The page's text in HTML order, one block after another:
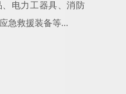
电力工器具、消防
急救援装备等...